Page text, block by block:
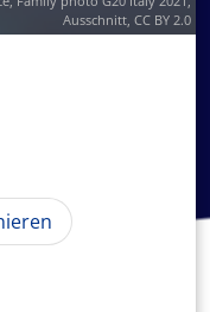
Ausschnitt, CC BY 2.0